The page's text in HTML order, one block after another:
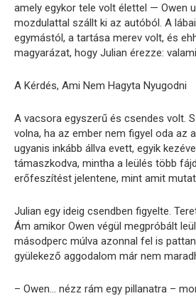
amely egykor tele volt élettel — Owen
mozdulattal szállt ki az autóból. A
egymástól, a tartása merev volt, és
magyarázat, hogy Julian érezze:
A Kérdés, Ami Nem Hagyta Nyugodni
A vacsora egyszerű és csendes volt.
volna, ha az ember nem figyel oda az
ugyanis inkább állva evett, egyik
támaszkodva, mintha a leülés több
erőfeszítést jelentene, mint amit
Julian egy ideig csendben figyelte.
Ám amikor Owen végül megpróbált
másodperc múlva azonnal fel is
gyülekező aggodalom már nem
– Owen… nézz rám egy pillanatra –